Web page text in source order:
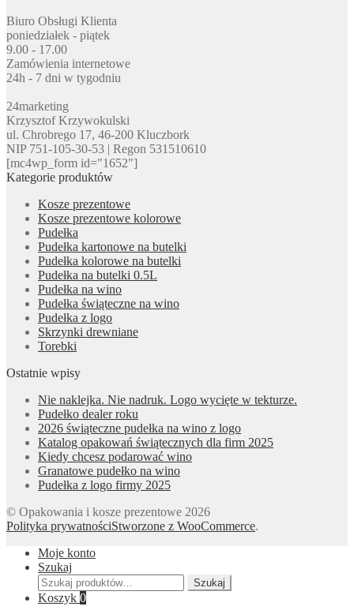
Biuro Obsługi Klienta
poniedziałek - piątek
9.00 - 17.00
Zamówienia internetowe
24h - 7 dni w tygodniu
24marketing
Krzysztof Krzywokulski
ul. Chrobrego 17, 46-200 Kluczbork
NIP 751-105-30-53 | Regon 531510610
[mc4wp_form id="1652"]
Kategorie produktów
Kosze prezentowe
Kosze prezentowe kolorowe
Pudełka
Pudełka kartonowe na butelki
Pudełka kolorowe na butelki
Pudełka na butelki 0.5L
Pudełka na wino
Pudełka świąteczne na wino
Pudełka z logo
Skrzynki drewniane
Torebki
Ostatnie wpisy
Nie naklejka. Nie nadruk. Logo wycięte w tekturze.
Pudełko dealer roku
2026 świąteczne pudełka na wino z logo
Katalog opakowań świątecznych dla firm 2025
Kiedy chcesz podarować wino
Granatowe pudełko na wino
Pudełka z logo firmy 2025
© Opakowania i kosze prezentowe 2026
Polityka prywatnościStworzone z WooCommerce.
Moje konto
Szukaj
Szukaj:
Szukaj
Koszyk 0